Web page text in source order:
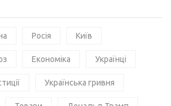
Росія Київ
Економіка Українці
Українська гривня